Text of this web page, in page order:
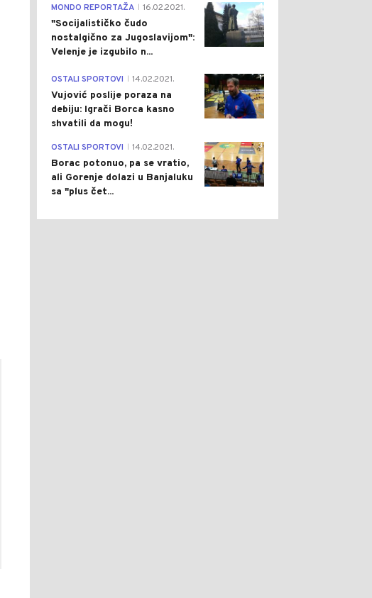
4
MONDO REPORTAŽA 16.02.2021.
"Socijalističko čudo
nostalgično za Jugoslavijom":
Velenje je izgubilo n...
1
OSTALI SPORTOVI 14.02.2021.
Vujović poslije poraza na
debiju: Igrači Borca kasno
shvatili da mogu!
3
OSTALI SPORTOVI 14.02.2021.
Borac potonuo, pa se vratio,
ali Gorenje dolazi u Banjaluku
sa "plus čet...